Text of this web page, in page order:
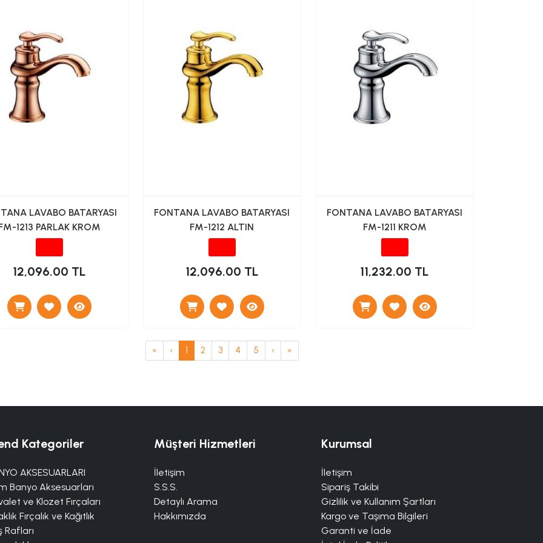
LAVABO BATARYASI
1213 PARLAK KROM
12,096.00 TL
FONTANA LAVABO BATARYASI
FM-1212 ALTIN
12,096.00 TL
FONTANA LAVABO BATARYASI
FM-1211 KROM
11,232.00 TL
« ‹ 1 2 3 4 5 › »
Kategoriler
AKSESUARLARI
Banyo Aksesuarları
ve Klozet Fırçaları
Fırçalık ve Kağıtlık
Rafları
Kurumsal
İletişim
Sipariş Takibi
Gizlilik ve Kullanım Şartları
Kargo ve Taşıma Bilgileri
Garanti ve İade
Müşteri Hizmetleri
İletişim
S.S.S.
Detaylı Arama
Hakkımızda